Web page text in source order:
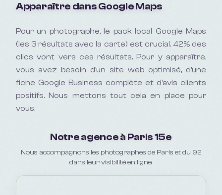
Apparaître dans Google Maps
Pour un photographe, le pack local Google Maps
(les 3 résultats avec la carte) est crucial. 42% des
clics vont vers ces résultats. Pour y apparaître,
vous avez besoin d'un site web optimisé, d'une
fiche Google Business complète et d'avis clients
positifs. Nous mettons tout cela en place pour
vous.
Notre agence à Paris 15e
Nous accompagnons les photographes de Paris et du 92
dans leur visibilité en ligne.